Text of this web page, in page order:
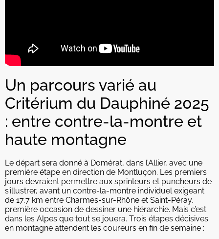
Un parcours varié au
Critérium du Dauphiné 2025
: entre contre-la-montre et
haute montagne
Le départ sera donné à Domérat, dans l’Allier, avec une
première étape en direction de Montluçon. Les premiers
jours devraient permettre aux sprinteurs et puncheurs de
s’illustrer, avant un contre-la-montre individuel exigeant
de 17,7 km entre Charmes-sur-Rhône et Saint-Péray,
première occasion de dessiner une hiérarchie. Mais c’est
dans les Alpes que tout se jouera. Trois étapes décisives
en montagne attendent les coureurs en fin de semaine :